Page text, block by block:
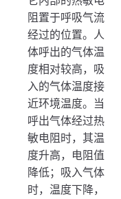
阻置于呼吸气流
经过的位置。人
体呼出的气体温
度相对较高，吸
入的气体温度接
近环境温度。当
呼出气体经过热
敏电阻时，其温
度升高，电阻值
降低；吸入气体
时，温度下降，